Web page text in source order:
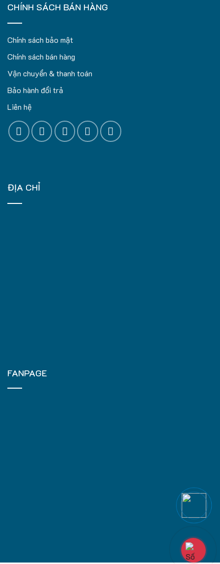
CHÍNH SÁCH BÁN HÀNG
Chính sách bảo mật
Chính sách bán hàng
Vận chuyển & thanh toán
Bảo hành đổi trả
Liên hệ
ĐỊA CHỈ
FANPAGE